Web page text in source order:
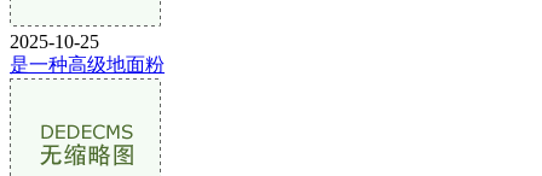
2025-10-25
是一种高级地面粉